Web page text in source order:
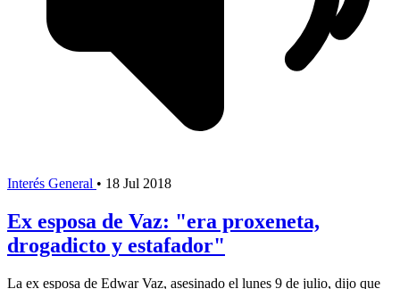
Interés General • 18 Jul 2018
Ex esposa de Vaz: "era proxeneta,
drogadicto y estafador"
La ex esposa de Edwar Vaz, asesinado el lunes 9 de julio, dijo que